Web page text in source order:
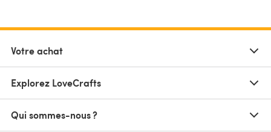
Votre achat
Explorez LoveCrafts
Qui sommes-nous ?